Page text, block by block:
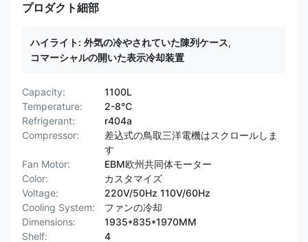
プロダクト細部
ハイライト: 外気の冷やされていた陳列ケース,
コマーシャルの開いた表示冷却装置
Capacity:
1100L
Temperature:
2-8℃
Refrigerant:
r404a
Compressor:
差込式の鳥取三洋電機はスクロールしま
す
Fan Motor:
EBM欧州共同体モーター
Color:
カスタマイズ
Voltage:
220V/50Hz 110V/60Hz
Cooling System:
ファンの冷却
Dimensions:
1935*835*1970MM
Shelf:
4